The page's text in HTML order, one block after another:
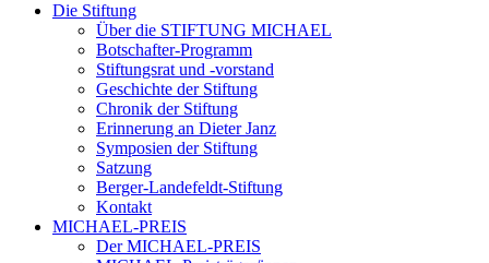
Die Stiftung
Über die STIFTUNG MICHAEL
Botschafter-Programm
Stiftungsrat und -vorstand
Geschichte der Stiftung
Chronik der Stiftung
Erinnerung an Dieter Janz
Symposien der Stiftung
Satzung
Berger-Landefeldt-Stiftung
Kontakt
MICHAEL-PREIS
Der MICHAEL-PREIS